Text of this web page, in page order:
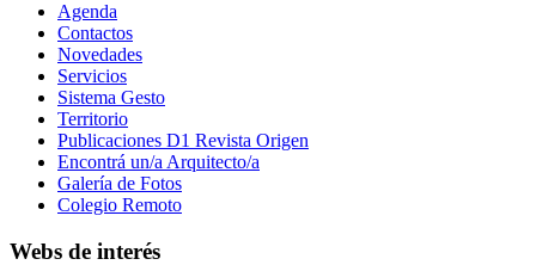
Agenda
Contactos
Novedades
Servicios
Sistema Gesto
Territorio
Publicaciones D1 Revista Origen
Encontrá un/a Arquitecto/a
Galería de Fotos
Colegio Remoto
Webs de interés